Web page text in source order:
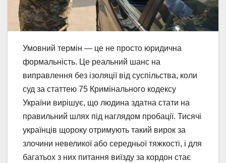
Умовний термін — це не просто юридична
формальність. Це реальний шанс на
виправлення без ізоляції від суспільства, коли
суд за статтею 75 Кримінального кодексу
України вирішує, що людина здатна стати на
правильний шлях під наглядом пробації. Тисячі
українців щороку отримують такий вирок за
злочини невеликої або середньої тяжкості, і для
багатьох з них питання виїзду за кордон стає